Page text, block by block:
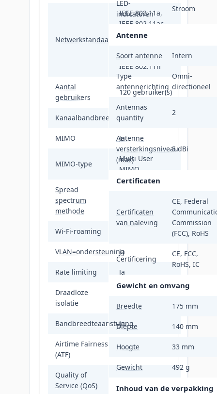
Netwerkstandaard
IEEE 802.11a,
IEEE 802.11ac,
IEEE 802.11ax,
IEEE 802.11g,
IEEE 802.11n
Aantal
gebruikers
120 gebruiker(s)
Kanaalbandbreedte80 MHz
MIMO Ja
MIMO-type
Multi User
MIMO
Spread
spectrum
methode
Wi-Fi-roaming
VLAN=ondersteuning
Ja
Rate limiting Ja
Draadloze
isolatie
Bandbreedteaansturing
Ja
Airtime Fairness
(ATF)
Ja
Quality of
Service (QoS)
LED-
indicatoren
Stroom
Antenne
Soort antenne Intern
Type
antennerichting
Omni-
directioneel
Antennas
quantity
2
Antenne
versterkingsniveau
(max)
5 dBi
Certificaten
Certificaten
van naleving
CE, Federal
Commission
(FCC), RoHS
Certificering
CE, FCC,
RoHS, IC
Gewicht en omvang
Breedte 175 mm
Diepte 140 mm
Hoogte 33 mm
Gewicht 492 g
Inhoud van de verpakking